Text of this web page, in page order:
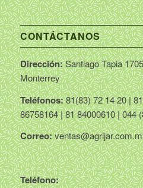
CONTÁCTANOS
Dirección:Santiago Tapia
Monterrey
Teléfonos:81(83) 72 14 20 |
86758164 | 81 84000610 | 044
Correo:
Teléfono: